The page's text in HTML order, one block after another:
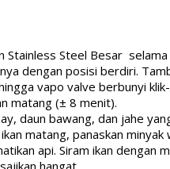
Stainless Steel Besar
dengan posisi berdiri.
vapo valve berbunyi klik-
matang (± 8 menit).
daun bawang, dan jahe
matang, panaskan minyak
api. Siram ikan dengan
hangat.